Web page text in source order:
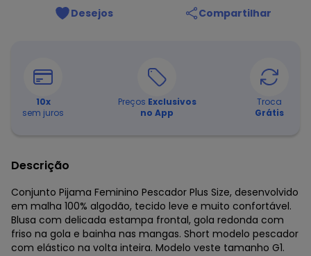
Desejos Compartilhar
10x
sem juros
Preços Exclusivos
no App
Troca
Grátis
Descrição
Conjunto Pijama Feminino Pescador Plus Size, desenvolvido
em malha 100% algodão, tecido leve e muito confortável.
Blusa com delicada estampa frontal, gola redonda com
friso na gola e bainha nas mangas. Short modelo pescador
com elástico na volta inteira. Modelo veste tamanho G1.